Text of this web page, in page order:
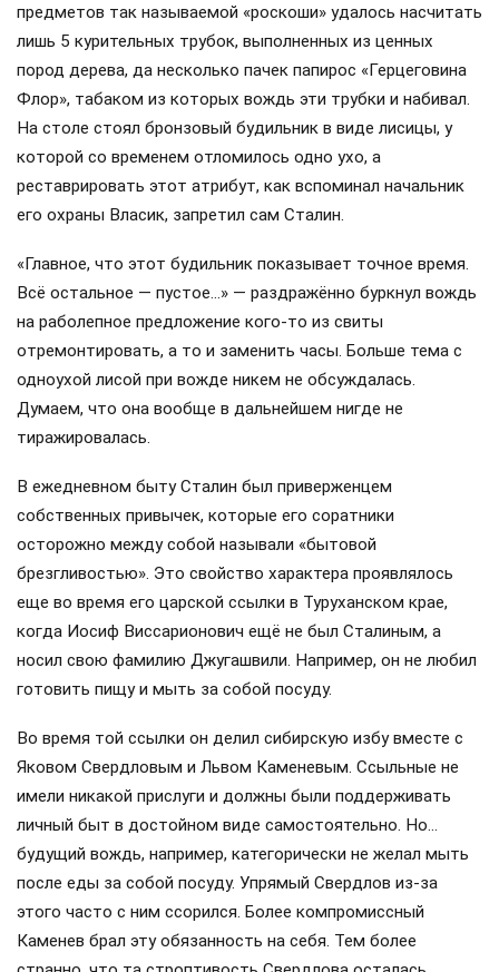
предметов так называемой «роскоши» удалось насчитать
лишь 5 курительных трубок, выполненных из ценных
пород дерева, да несколько пачек папирос «Герцеговина
Флор», табаком из которых вождь эти трубки и набивал.
На столе стоял бронзовый будильник в виде лисицы, у
которой со временем отломилось одно ухо, а
реставрировать этот атрибут, как вспоминал начальник
его охраны Власик, запретил сам Сталин.
«Главное, что этот будильник показывает точное время.
Всё остальное — пустое…» — раздражённо буркнул вождь
на раболепное предложение кого-то из свиты
отремонтировать, а то и заменить часы. Больше тема с
одноухой лисой при вожде никем не обсуждалась.
Думаем, что она вообще в дальнейшем нигде не
тиражировалась.
В ежедневном быту Сталин был приверженцем
собственных привычек, которые его соратники
осторожно между собой называли «бытовой
брезгливостью». Это свойство характера проявлялось
еще во время его царской ссылки в Туруханском крае,
когда Иосиф Виссарионович ещё не был Сталиным, а
носил свою фамилию Джугашвили. Например, он не любил
готовить пищу и мыть за собой посуду.
Во время той ссылки он делил сибирскую избу вместе с
Яковом Свердловым и Львом Каменевым. Ссыльные не
имели никакой прислуги и должны были поддерживать
личный быт в достойном виде самостоятельно. Но…
будущий вождь, например, категорически не желал мыть
после еды за собой посуду. Упрямый Свердлов из-за
этого часто с ним ссорился. Более компромиссный
Каменев брал эту обязанность на себя. Тем более